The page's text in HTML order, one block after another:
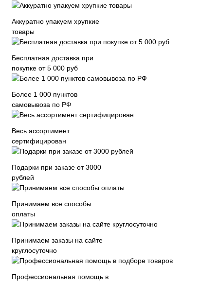
Аккуратно упакуем хрупкие
товары
Бесплатная доставка при
покупке от 5 000 руб
Более 1 000 пунктов
самовывоза по РФ
Весь ассортимент
сертифицирован
Подарки при заказе от 3000
рублей
Принимаем все способы
оплаты
Принимаем заказы на сайте
круглосуточно
Профессиональная помощь в